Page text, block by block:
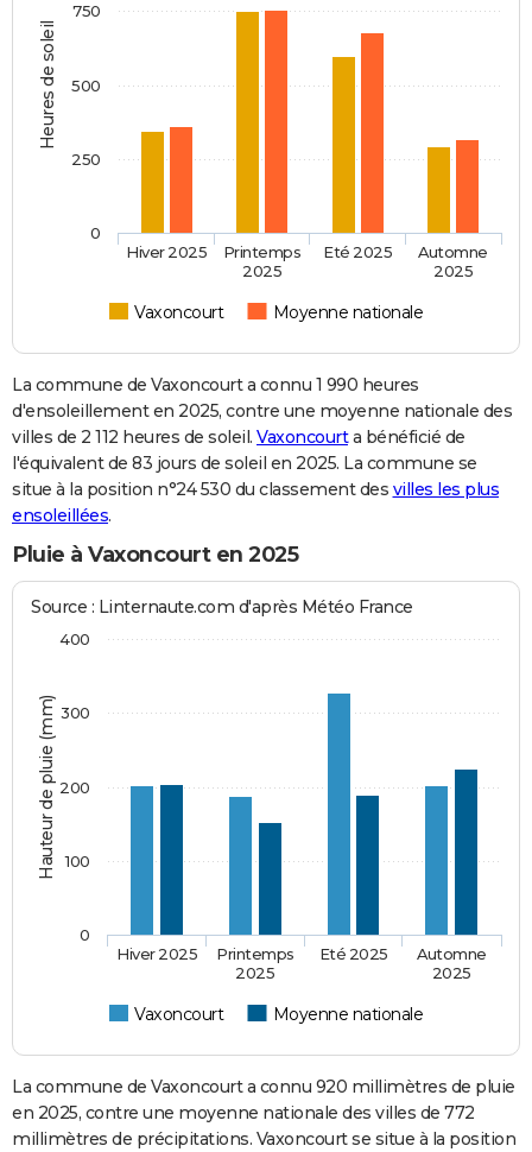
Heures de soleil
Vaxoncourt Moyenne nationale
Hiver 2025
Printemps
2025
Eté 2025
Automne
2025
0
250
500
750
La commune de Vaxoncourt a connu 1 990 heures
d'ensoleillement en 2025, contre une moyenne nationale des
villes de 2 112 heures de soleil. Vaxoncourta bénéficié de
l'équivalent de 83 jours de soleil en 2025. La commune se
situe à la position n°24 530 du classement des villes les plus
ensoleillées.
Pluie à Vaxoncourt en 2025
Hauteur de pluie (mm)
Source : Linternaute.com d'après Météo France
Vaxoncourt Moyenne nationale
Hiver 2025
Printemps
2025
Eté 2025
Automne
2025
0
100
200
300
400
La commune de Vaxoncourt a connu 920 millimètres de pluie
en 2025, contre une moyenne nationale des villes de 772
millimètres de précipitations. Vaxoncourt se situe à la position